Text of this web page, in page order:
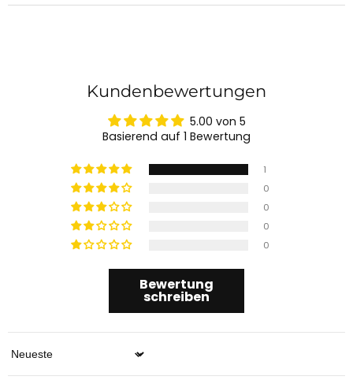
Kundenbewertungen
5.00 von 5
Basierend auf 1 Bewertung
1
0
0
0
0
Bewertung
schreiben
Sort by